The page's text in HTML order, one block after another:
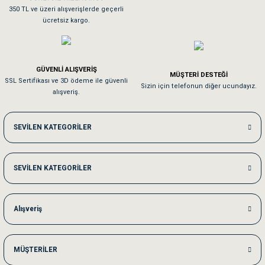
Kedilerim beğeniyorlar. Memnunuz. Uygun fiyatta olması iyi.
Me***** Ya******
Akşam verdiğim sipariş bir sonraki gün elime ulaştı. Jack russell köpeğim
Ka***** Ar******
Ufak bir sorun harici sorun olmadı sağolsunlar onuda hemen çözdüler
350 TL ve üzeri alışverişlerde geçerli
ücretsiz kargo.
GÜVENLİ ALIŞVERİŞ
SSL Sertifikası ve 3D ödeme ile güvenli
alışveriş.
MÜŞTERİ DESTEĞİ
Sizin için telefonun diğer ucundayız.
SEVİLEN KATEGORİLER
SEVİLEN KATEGORİLER
Alışveriş
MÜŞTERİLER